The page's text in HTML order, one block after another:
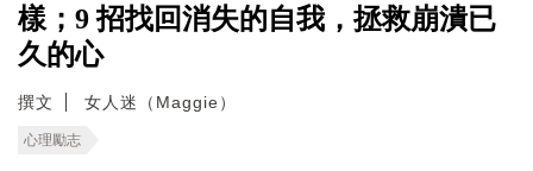
樣；9 招找回消失的自我，拯救崩潰已
久的心
撰文 女人迷（Maggie）
心理勵志